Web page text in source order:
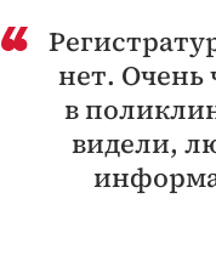
нет. Очень
в
видели,